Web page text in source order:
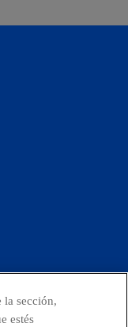
la sección,
estés